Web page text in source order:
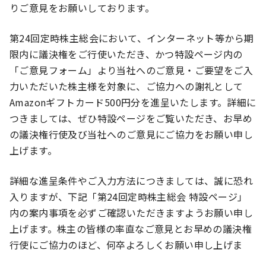
りご意見をお願いしております。
第24回定時株主総会において、インターネット等から期
限内に議決権をご行使いただき、かつ特設ページ内の
「ご意見フォーム」より当社へのご意見・ご要望をご入
力いただいた株主様を対象に、ご協力への謝礼として
Amazonギフトカード500円分を進呈いたします。詳細に
つきましては、ぜひ特設ページをご覧いただき、お早め
の議決権行使及び当社へのご意見にご協力をお願い申し
上げます。
詳細な進呈条件やご入力方法につきましては、誠に恐れ
入りますが、下記「第24回定時株主総会 特設ページ」
内の案内事項を必ずご確認いただきますようお願い申し
上げます。株主の皆様の率直なご意見とお早めの議決権
行使にご協力のほど、何卒よろしくお願い申し上げま